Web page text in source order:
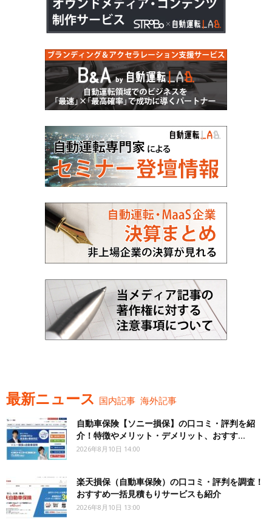
最新ニュース 国内記事 海外記事
自動車保険【ソニー損保】の口コミ・評判を紹
介！特徴やメリット・デメリット、おすす...
2026年8月10日 14:00
楽天損保（自動車保険）の口コミ・評判を調査！
おすすめ一括見積もりサービスも紹介
2026年8月10日 13:00